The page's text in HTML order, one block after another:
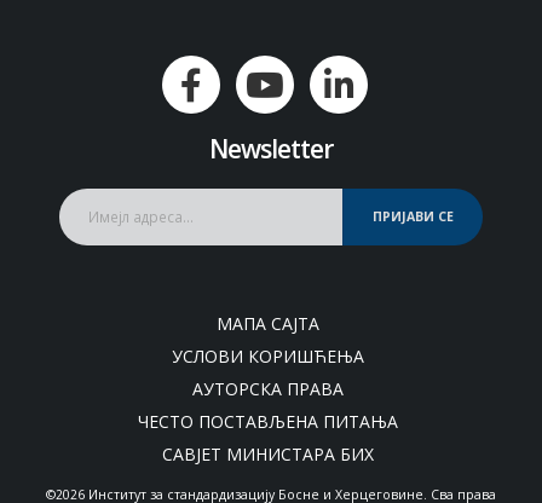
Newsletter
ПРИЈАВИ СЕ
МАПА САЈТА
УСЛОВИ КОРИШЋЕЊА
АУТОРСКА ПРАВА
ЧЕСТО ПОСТАВЉЕНА ПИТАЊА
САВЈЕТ МИНИСТАРА БИХ
©2026 Институт за стандардизацију Босне и Херцеговине. Сва права